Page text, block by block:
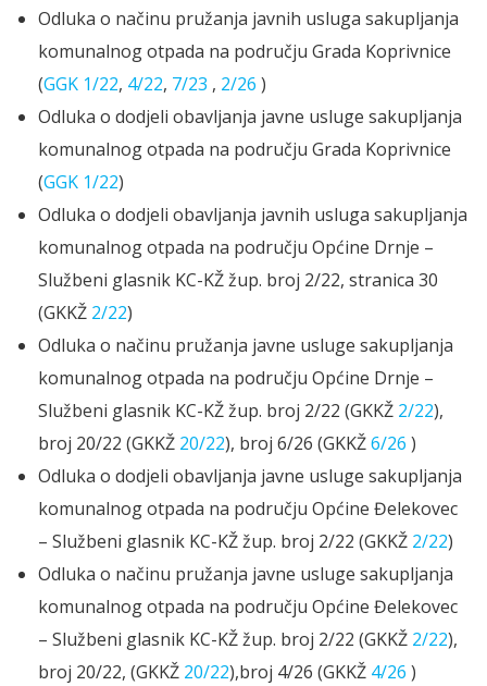
Odluka o načinu pružanja javnih usluga sakupljanja
komunalnog otpada na području Grada Koprivnice
(GGK 1/22, 4/22, 7/23 , 2/26 )
Odluka o dodjeli obavljanja javne usluge sakupljanja
komunalnog otpada na području Grada Koprivnice
(GGK 1/22)
Odluka o dodjeli obavljanja javnih usluga sakupljanja
komunalnog otpada na području Općine Drnje –
Službeni glasnik KC-KŽ žup. broj 2/22, stranica 30
(GKKŽ 2/22)
Odluka o načinu pružanja javne usluge sakupljanja
komunalnog otpada na području Općine Drnje –
Službeni glasnik KC-KŽ žup. broj 2/22 (GKKŽ 2/22),
broj 20/22 (GKKŽ 20/22), broj 6/26 (GKKŽ6/26 )
Odluka o dodjeli obavljanja javne usluge sakupljanja
komunalnog otpada na području Općine Đelekovec
– Službeni glasnik KC-KŽ žup. broj 2/22 (GKKŽ 2/22)
Odluka o načinu pružanja javne usluge sakupljanja
komunalnog otpada na području Općine Đelekovec
– Službeni glasnik KC-KŽ žup. broj 2/22 (GKKŽ 2/22),
broj 20/22, (GKKŽ 20/22),broj 4/26 (GKKŽ 4/26 )